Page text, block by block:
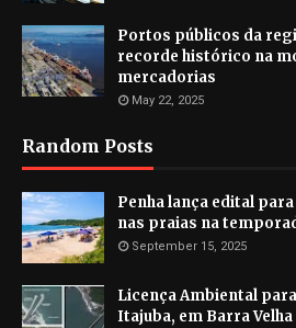
Portos públicos da
recorde histórico na
mercadorias
May 22, 2025
Random Posts
Penha lança edital
nas praias na
September 15, 2025
Licença Ambiental
Itajuba, em Barra Velha